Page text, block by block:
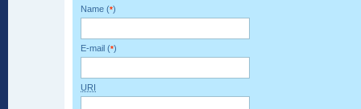
Name (*)
E-mail (*)
URI